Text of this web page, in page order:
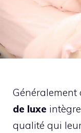
Généralement
de luxe
qualité qui